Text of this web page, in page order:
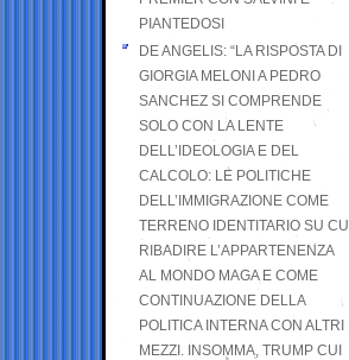
PIANTEDOSI
DE ANGELIS: “LA RISPOSTA DI
GIORGIA MELONI A PEDRO
SANCHEZ SI COMPRENDE
SOLO CON LA LENTE
DELL’IDEOLOGIA E DEL
CALCOLO: LE POLITICHE
DELL’IMMIGRAZIONE COME
TERRENO IDENTITARIO SU CUI
RIBADIRE L’APPARTENENZA
AL MONDO MAGA E COME
CONTINUAZIONE DELLA
POLITICA INTERNA CON ALTRI
MEZZI. INSOMMA, TRUMP CUI